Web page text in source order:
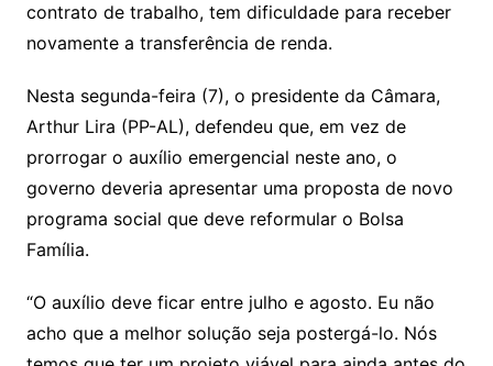
contrato de trabalho, tem dificuldade para receber
novamente a transferência de renda.
Nesta segunda-feira (7), o presidente da Câmara,
Arthur Lira (PP-AL), defendeu que, em vez de
prorrogar o auxílio emergencial neste ano, o
governo deveria apresentar uma proposta de novo
programa social que deve reformular o Bolsa
Família.
“O auxílio deve ficar entre julho e agosto. Eu não
acho que a melhor solução seja postergá-lo. Nós